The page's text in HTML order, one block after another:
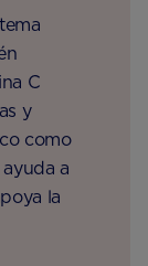
C
y
como
a
la